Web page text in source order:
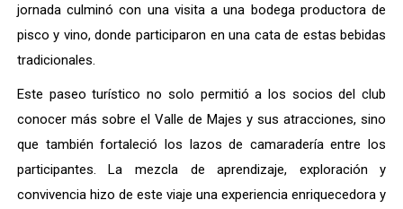
jornada culminó con una visita a una bodega productora de
pisco y vino, donde participaron en una cata de estas bebidas
tradicionales.
Este paseo turístico no solo permitió a los socios del club
conocer más sobre el Valle de Majes y sus atracciones, sino
que también fortaleció los lazos de camaradería entre los
participantes. La mezcla de aprendizaje, exploración y
convivencia hizo de este viaje una experiencia enriquecedora y